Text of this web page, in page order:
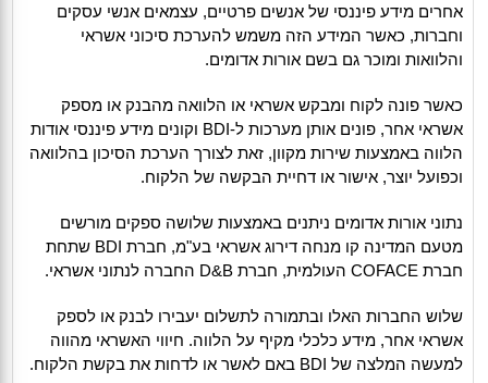
אחרים מידע פיננסי של אנשים פרטיים, עצמאים אנשי עסקים
וחברות, כאשר המידע הזה משמש להערכת סיכוני אשראי
והלוואות ומוכר גם בשם אורות אדומים.
כאשר פונה לקוח ומבקש אשראי או הלוואה מהבנק או מספק
אשראי אחר, פונים אותן מערכות ל-BDI וקונים מידע פיננסי אודות
הלווה באמצעות שירות מקוון, זאת לצורך הערכת הסיכון בהלוואה
וכפועל יוצר, אישור או דחיית הבקשה של הלקוח.
נתוני אורות אדומים ניתנים באמצעות שלושה ספקים מורשים
מטעם המדינה קו מנחה דירוג אשראי בע"מ, חברת BDI שתחת
חברת COFACE העולמית, חברת D&B החברה לנתוני אשראי.
שלוש החברות האלו ובתמורה לתשלום יעבירו לבנק או לספק
אשראי אחר, מידע כלכלי מקיף על הלווה. חיווי האשראי מהווה
למעשה המלצה של BDI באם לאשר או לדחות את בקשת הלקוח.